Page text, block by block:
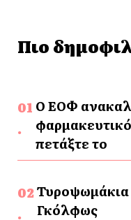
Πιο
Ο ΕΟΦ
πετάξτε το
Τυροψωμάκια
Γκόλφως